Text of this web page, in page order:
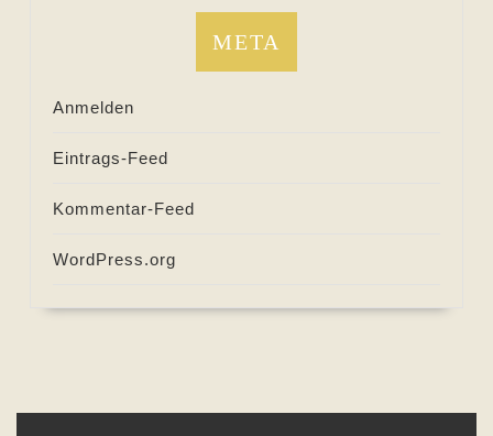
META
Anmelden
Eintrags-Feed
Kommentar-Feed
WordPress.org